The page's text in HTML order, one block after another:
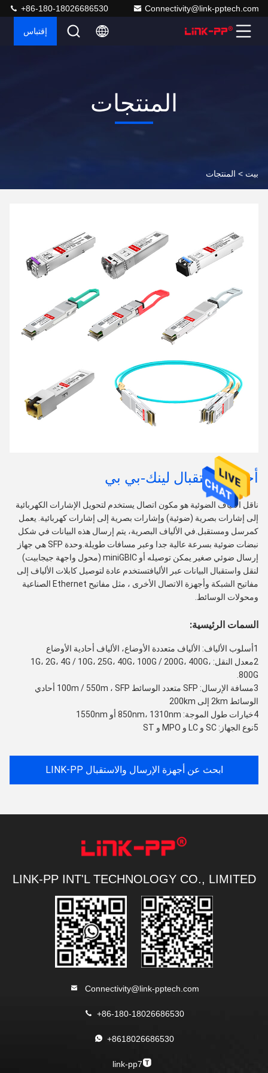
Connectivity@link-pptech.com
+86-180-18026686530
إقتباس
المنتجات
بيت > المنتجات
أجهزة استقبال لينك-بي بي
ناقل الألياف الضوئية هو مكون اتصال يستخدم لتحويل الإشارات الكهربائية
إلى إشارات بصرية (ضوئية) وإشارات بصرية إلى إشارات كهربائية. يعمل
كمرسل ومستقبل.في الألياف البصرية، يتم إرسال هذه البيانات في شكل
نبضات ضوئية بسرعة عالية جدا وعبر مسافات طويلة.وحدة SFP هي جهاز
إرسال ضوئي صغير يمكن توصيله أو miniGBIC (محول واجهة جيجابيت)
لنقل واستقبال البيانات عبر الأليافتستخدم عادة لتوصيل كابلات الألياف إلى
مفاتيح الشبكة وأجهزة الاتصال الأخرى ، مثل مفاتيح Ethernet الصناعية
ومحولات الوسائط.
السمات الرئيسية:
1أسلوب الألياف: الألياف متعددة الأوضاع، الألياف أحادية الأوضاع
2معدل النقل: 1G، 2G، 4G / 10G، 25G، 40G، 100G / 200G، 400G،
800G.
3مسافة الإرسال: SFP متعدد الوسائط 100m / 550m ، SFP أحادي
الوسائط 2km إلى 200km
4خيارات طول الموجة: 850nm، 1310nm أو 1550nm
5نوع الجهاز: SC و LC و MPO و ST
ابحث عن أجهزة الإرسال والاستقبال LINK-PP
LINK-PP INT'L TECHNOLOGY CO., LIMITED
Connectivity@link-pptech.com
+86-180-18026686530
+8618026686530
link-pp7